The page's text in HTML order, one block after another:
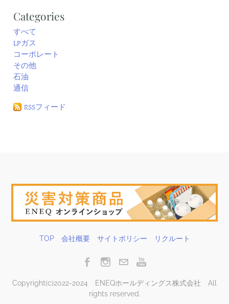
Categories
すべて
LPガス
コーポレート
その他
石油
通信
RSSフィード
TOP 会社概要 サイトポリシー リクルート
Copyright(c)2022-2024 ENEQホールディングス株式会社 All
rights reserved.